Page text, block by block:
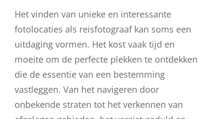
Het vinden van unieke en interessante
fotolocaties als reisfotograaf kan soms een
uitdaging vormen. Het kost vaak tijd en
moeite om de perfecte plekken te ontdekken
die de essentie van een bestemming
vastleggen. Van het navigeren door
onbekende straten tot het verkennen van